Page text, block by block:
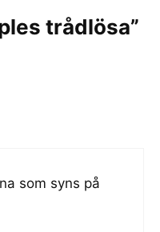
trådlösa”
som syns på